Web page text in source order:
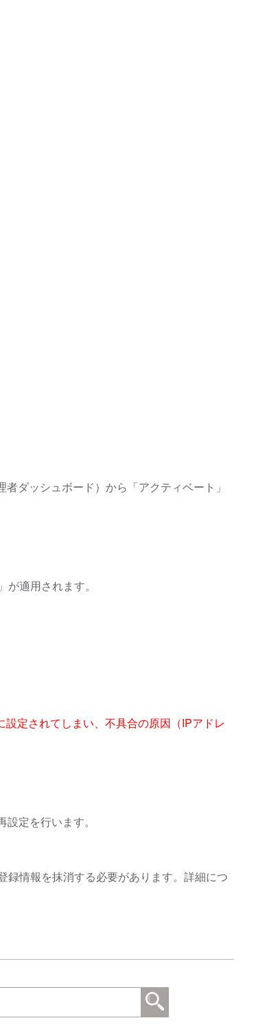
ダッシュボード）から「アクティベート」
適用されます。
定されてしまい、不具合の原因（IPアドレ
定を行います。
録情報を抹消する必要があります。詳細につ